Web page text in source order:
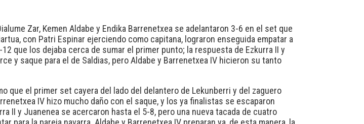
Zar, Kemen Aldabe y Endika Barrenetxea se adelantaron 3-6 en el set que
con Patri Espinar ejerciendo como capitana, lograron enseguida empatar a
que los dejaba cerca de sumar el primer punto; la respuesta de Ezkurra II y
y saque para el de Saldias, pero Aldabe y Barrenetxea IV hicieron su tanto
que el primer set cayera del lado del delantero de Lekunberri y del zaguero
IV hizo mucho daño con el saque, y los ya finalistas se escaparon
II y Juanenea se acercaron hasta el 5-8, pero una nueva tacada de cuatro